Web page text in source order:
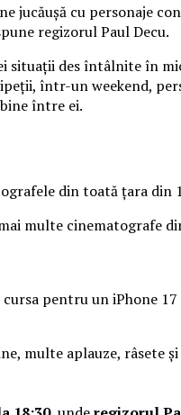
jucăușă cu personaje
regizorul Paul Decu.
situații des întâlnite în
într-un weekend,
între ei.
din toată țara din
multe cinematografe
pentru un iPhone
multe aplauze,